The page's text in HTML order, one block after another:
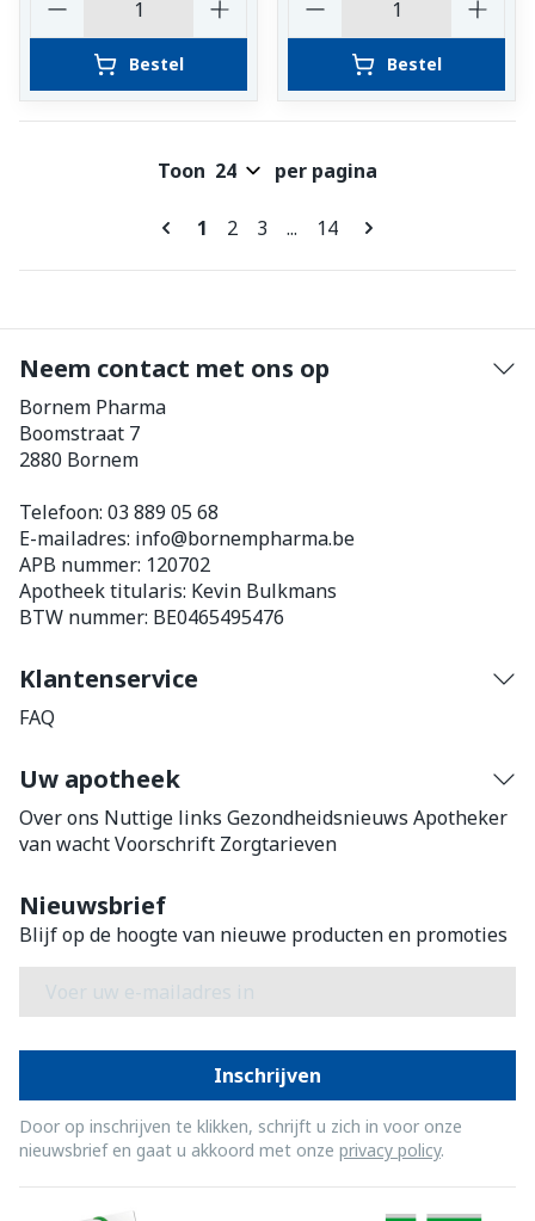
Bestel Bestel
Pagina's
U lees momenteel pagina
1 Pagina
2 Pagina
3 ... Pagina
14
Toon per pagina
Neem contact met ons op
Bornem Pharma
Boomstraat 7
2880 Bornem
Telefoon: 03 889 05 68
E-mailadres: info@bornempharma.be
APB nummer: 120702
Apotheek titularis: Kevin Bulkmans
BTW nummer: BE0465495476
Klantenservice
FAQ
Uw apotheek
Over ons Nuttige links Gezondheidsnieuws Apotheker
van wachtVoorschrift Zorgtarieven
Nieuwsbrief
Blijf op de hoogte van nieuwe producten en promoties
Inschrijven
Door op inschrijven te klikken, schrijft u zich in voor onze
nieuwsbrief en gaat u akkoord met onze privacy policy.